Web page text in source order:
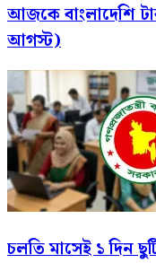
আজকে বাংলাদেশি
আগস্ট)
চলতি মাসেই ১ দিন